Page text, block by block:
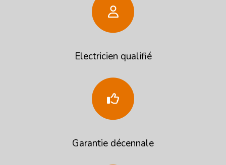
Electricien qualifié
Garantie décennale